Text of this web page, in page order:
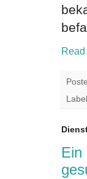
Ein